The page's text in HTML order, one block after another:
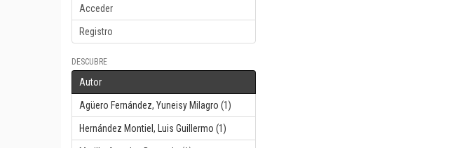
Acceder
Registro
DESCUBRE
Autor
Agüero Fernández, Yuneisy Milagro (1)
Hernández Montiel, Luis Guillermo (1)